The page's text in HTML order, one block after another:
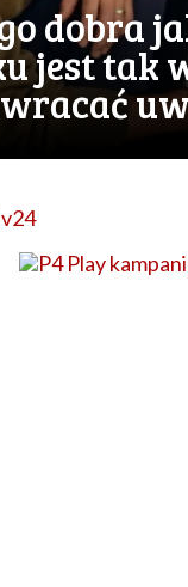
dobra
jest tak